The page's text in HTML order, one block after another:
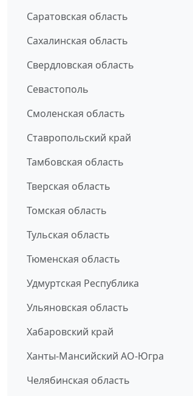
Саратовская область
Сахалинская область
Свердловская область
Севастополь
Смоленская область
Ставропольский край
Тамбовская область
Тверская область
Томская область
Тульская область
Тюменская область
Удмуртская Республика
Ульяновская область
Хабаровский край
Ханты-Мансийский АО-Югра
Челябинская область